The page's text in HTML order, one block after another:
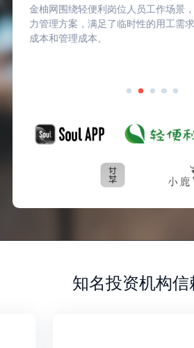
金柚网围绕轻便利岗位人员工作场景
力管理方案，满足了临时性的用工需
成本和管理成本。
知名投资机构